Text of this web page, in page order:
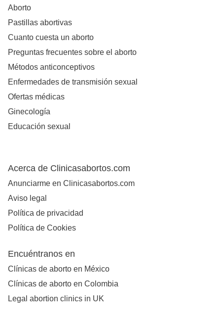
Aborto
Pastillas abortivas
Cuanto cuesta un aborto
Preguntas frecuentes sobre el aborto
Métodos anticonceptivos
Enfermedades de transmisión sexual
Ofertas médicas
Ginecología
Educación sexual
Acerca de Clinicasabortos.com
Anunciarme en Clinicasabortos.com
Aviso legal
Política de privacidad
Política de Cookies
Encuéntranos en
Clínicas de aborto en México
Clínicas de aborto en Colombia
Legal abortion clinics in UK